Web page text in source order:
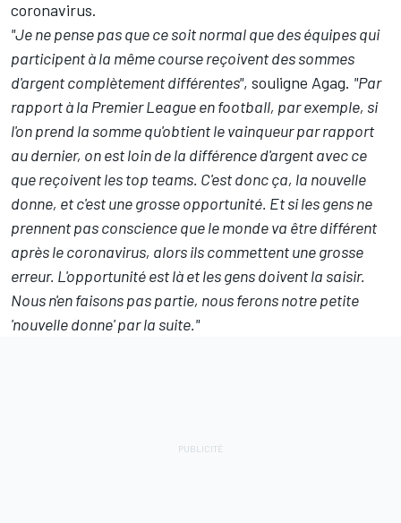
coronavirus.
"Je ne pense pas que ce soit normal que des équipes qui
participent à la même course reçoivent des sommes
d'argent complètement différentes", souligne Agag. "Par
rapport à la Premier League en football, par exemple, si
l'on prend la somme qu'obtient le vainqueur par rapport
au dernier, on est loin de la différence d'argent avec ce
que reçoivent les top teams. C'est donc ça, la nouvelle
donne, et c'est une grosse opportunité. Et si les gens ne
prennent pas conscience que le monde va être différent
après le coronavirus, alors ils commettent une grosse
erreur. L'opportunité est là et les gens doivent la saisir.
Nous n'en faisons pas partie, nous ferons notre petite
'nouvelle donne' par la suite."